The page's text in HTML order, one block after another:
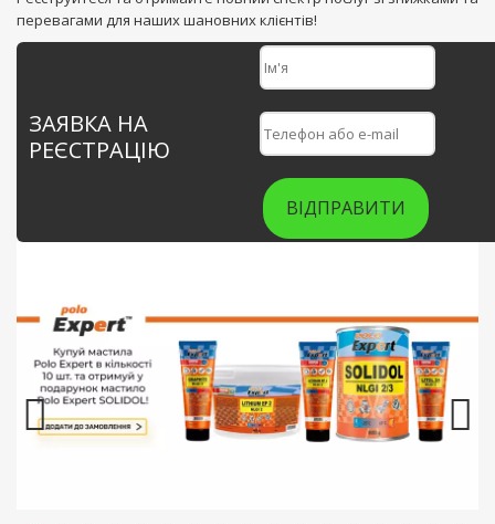
перевагами для наших шановних клієнтів!
ЗАЯВКА НА
РЕЄСТРАЦІЮ